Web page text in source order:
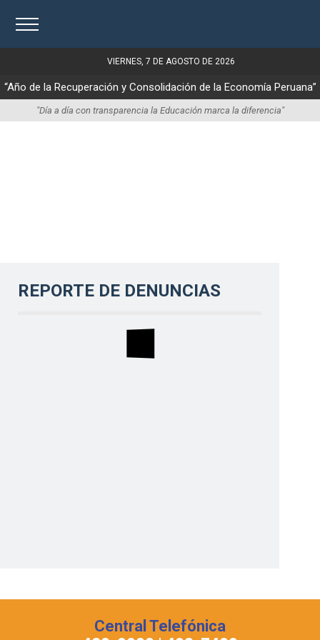
VIERNES, 7 DE AGOSTO DE 2026
“Año de la Recuperación y Consolidación de la Economía Peruana”
"Día a día con transparencia la Educación marca la diferencia"
REPORTE DE DENUNCIAS
Central Telefónica